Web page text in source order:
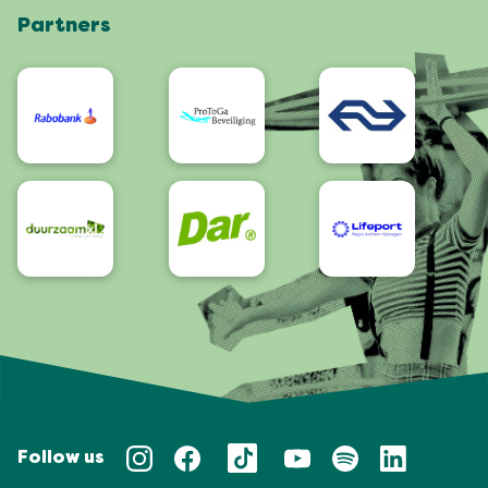
App
Bereikbaarheid/Toegankelijkheid
Partners
Follow us